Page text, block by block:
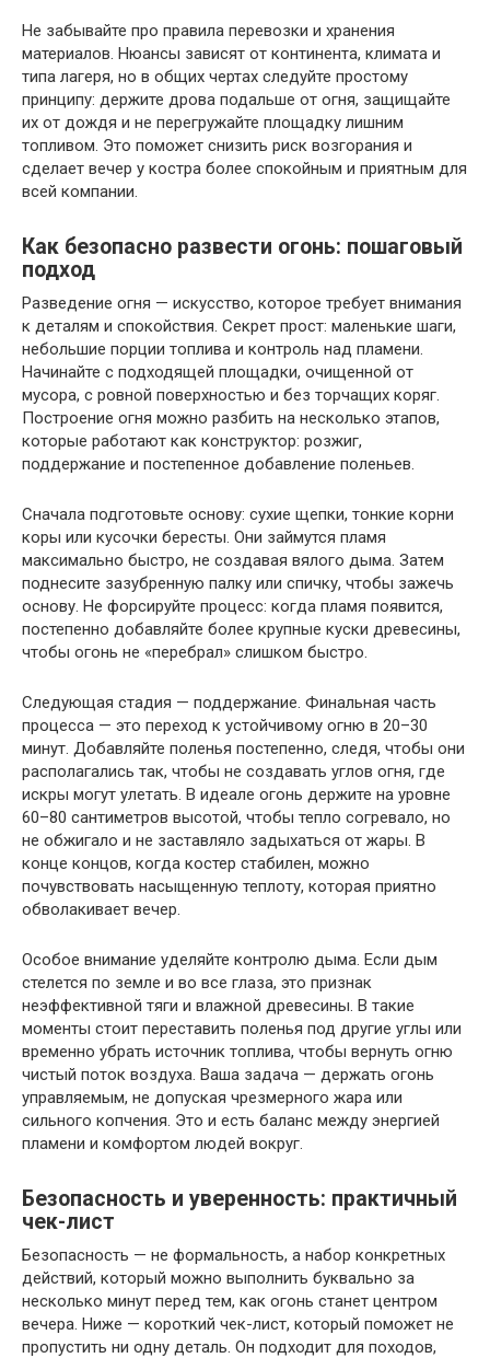
Не забывайте про правила перевозки и хранения
материалов. Нюансы зависят от континента, климата и
типа лагеря, но в общих чертах следуйте простому
принципу: держите дрова подальше от огня, защищайте
их от дождя и не перегружайте площадку лишним
топливом. Это поможет снизить риск возгорания и
сделает вечер у костра более спокойным и приятным для
всей компании.
Как безопасно развести огонь: пошаговый
подход
Разведение огня — искусство, которое требует внимания
к деталям и спокойствия. Секрет прост: маленькие шаги,
небольшие порции топлива и контроль над пламени.
Начинайте с подходящей площадки, очищенной от
мусора, с ровной поверхностью и без торчащих коряг.
Построение огня можно разбить на несколько этапов,
которые работают как конструктор: розжиг,
поддержание и постепенное добавление поленьев.
Сначала подготовьте основу: сухие щепки, тонкие корни
коры или кусочки бересты. Они займутся пламя
максимально быстро, не создавая вялого дыма. Затем
поднесите зазубренную палку или спичку, чтобы зажечь
основу. Не форсируйте процесс: когда пламя появится,
постепенно добавляйте более крупные куски древесины,
чтобы огонь не «перебрал» слишком быстро.
Следующая стадия — поддержание. Финальная часть
процесса — это переход к устойчивому огню в 20–30
минут. Добавляйте поленья постепенно, следя, чтобы они
располагались так, чтобы не создавать углов огня, где
искры могут улетать. В идеале огонь держите на уровне
60–80 сантиметров высотой, чтобы тепло согревало, но
не обжигало и не заставляло задыхаться от жары. В
конце концов, когда костер стабилен, можно
почувствовать насыщенную теплоту, которая приятно
обволакивает вечер.
Особое внимание уделяйте контролю дыма. Если дым
стелется по земле и во все глаза, это признак
неэффективной тяги и влажной древесины. В такие
моменты стоит переставить поленья под другие углы или
временно убрать источник топлива, чтобы вернуть огню
чистый поток воздуха. Ваша задача — держать огонь
управляемым, не допуская чрезмерного жара или
сильного копчения. Это и есть баланс между энергией
пламени и комфортом людей вокруг.
Безопасность и уверенность: практичный
чек-лист
Безопасность — не формальность, а набор конкретных
действий, который можно выполнить буквально за
несколько минут перед тем, как огонь станет центром
вечера. Ниже — короткий чек-лист, который поможет не
пропустить ни одну деталь. Он подходит для походов,